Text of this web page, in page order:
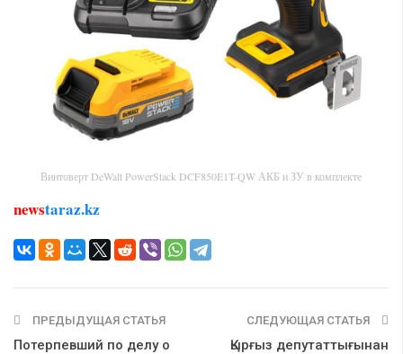
Винтоверт DeWalt PowerStack DCF850E1T-QW АКБ и ЗУ в комплекте
newstaraz.kz
ПРЕДЫДУЩАЯ СТАТЬЯ
Потерпевший по делу о
СЛЕДУЮЩАЯ СТАТЬЯ
Қырғыз депутаттығынан